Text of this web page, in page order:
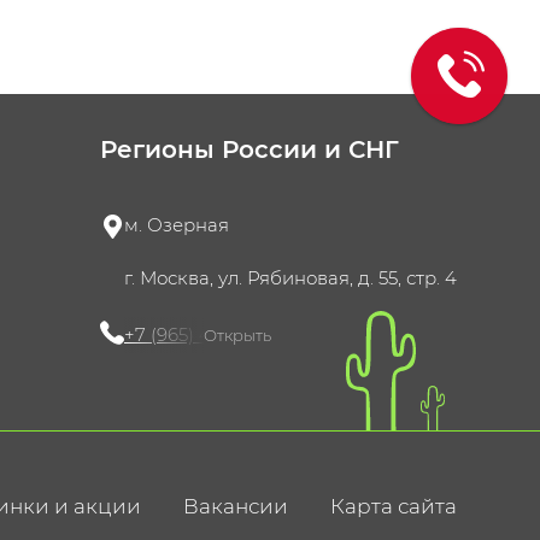
Регионы России и СНГ
м. Озерная
г. Москва, ул. Рябиновая, д. 55, стр. 4
+7 (965) 420-10-10
Открыть
и акции Вакансии Карта сайта